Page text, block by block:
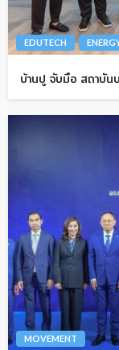
EDUTECH
บ้านปู จับมือ สถาบัน
MOVEMENT